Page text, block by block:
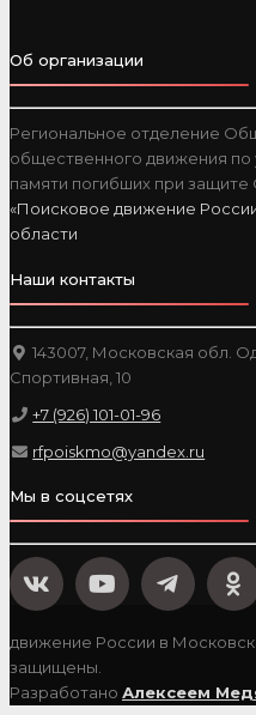
Об организации
Региональное отделение
общественного движения по
памяти погибших при защите
«Поисковое движение
области
Наши контакты
143007, Московская обл.
Спортивная, 10
+7 (926) 101-01-96
rfpoiskmo@yandex.ru
Мы в соцсетях
движение России в
защищены.
Разработано Алексеем